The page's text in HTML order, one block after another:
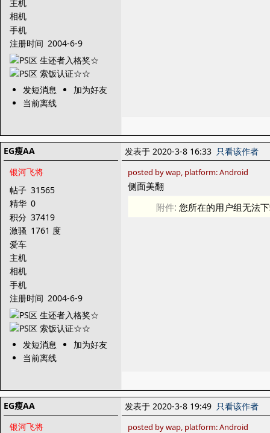
主机
相机
手机
注册时间 2004-6-9
发短消息
加为好友
当前离线
EG瘦AA
银河飞将
帖子 31565
精华 0
积分 37419
激骚 1761 度
爱车
主机
相机
手机
注册时间 2004-6-9
发短消息
加为好友
当前离线
发表于 2020-3-8 16:33 只看该作者
posted by wap, platform: Android
侧面美翻
附件:您所在的用户组无法
EG瘦AA
银河飞将
发表于 2020-3-8 19:49 只看该作者
posted by wap, platform: Android